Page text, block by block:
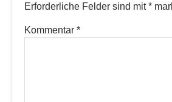
Erforderliche Felder sind mit*
Kommentar *